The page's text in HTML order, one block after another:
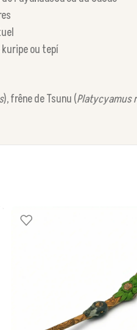
ou tepí
), frêne de Tsunu (Platycyamus